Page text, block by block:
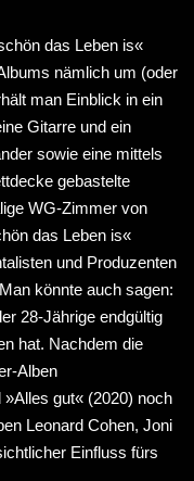
das Leben is«
nämlich um (oder
man Einblick in ein
Gitarre und ein
sowie eine mittels
gebastelte
WG-Zimmer von
das Leben is«
und Produzenten
könnte auch sagen:
28-Jährige endgültig
hat. Nachdem die
Alben
gut« (2020) noch
Leonard Cohen, Joni
Einfluss fürs